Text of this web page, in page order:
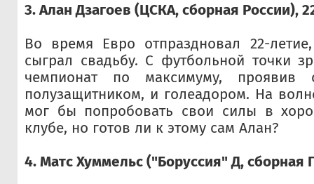
3. Алан Дзагоев (ЦСКА, сборная России),
Во время Евро отпраздновал 22-
сыграл свадьбу. С футбольной точки
чемпионат по максимуму,
полузащитником, и голеадором. На
мог бы попробовать свои силы в
клубе, но готов ли к этому сам Алан?
4. Матс Хуммельс ("Боруссия" Д, сборная